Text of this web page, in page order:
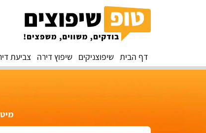
דף הבית שיפוצניקים שיפוץ דירה צביעת